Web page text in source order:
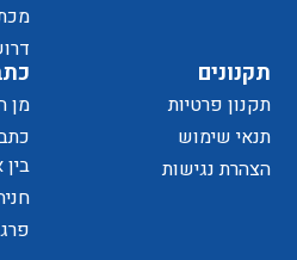
הפרטיות
תקנונים
תקנון פרטיות
תנאי שימוש
הצהרת נגישות
מן